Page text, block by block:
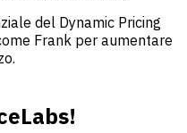
del Dynamic Pricing
Frank per aumentare